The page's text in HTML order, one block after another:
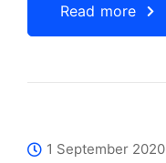
Read more
1 September 2020